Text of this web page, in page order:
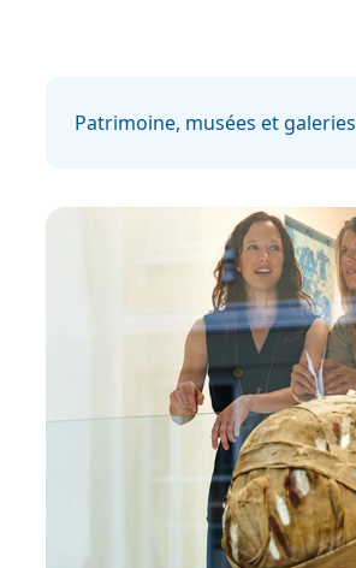
Patrimoine, musées et galeries